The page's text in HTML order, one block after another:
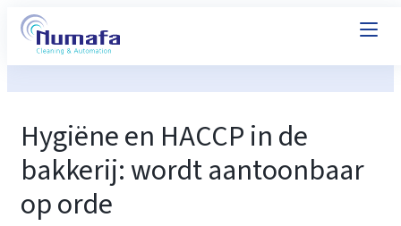
Hygiëne en HACCP in de
bakkerij: wordt aantoonbaar
op orde